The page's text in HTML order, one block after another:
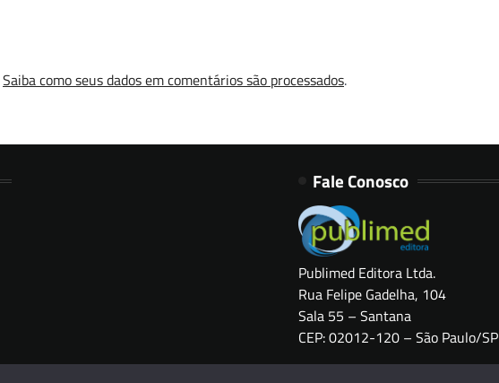
Saiba como seus dados em comentários são processados.
Fale Conosco
Publimed Editora Ltda.
Rua Felipe Gadelha, 104
Sala 55 – Santana
CEP: 02012-120 – São Paulo/SP